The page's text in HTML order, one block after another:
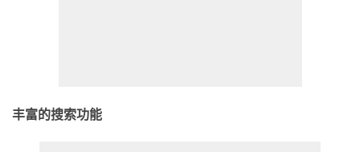
丰富的搜索功能